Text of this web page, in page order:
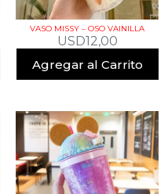
VASO MISSY – OSO VAINILLA
USD12,00
Agregar al Carrito